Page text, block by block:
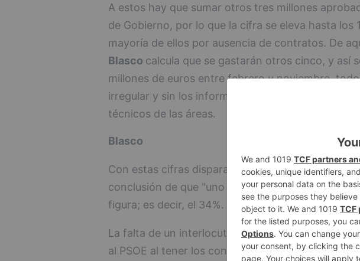
A estos hay que sumar otros tres millones
de Gobierno, por lo que la cifra se eleva hasta los
mayoría de ellos por ausencia de contratos. De
Blasco calcula que se gastarán otros cinco, y así
millones de euros entre febrero y noviembre,
irregular y sin los informes necesarios de la
técnicos de las áreas.
Blasco
Con estas cifras disparatadas, así las califica la
conclusión de que "uno de cada tres gastos
figura; es decir, el 34%.
La falta de un interlocutor válido y la sumisión de
al PSOE al tener los concejales suficientes para